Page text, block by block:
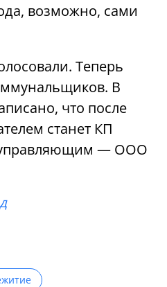
возможно, сами
Теперь
В
что после
станет КП
управляющим — ООО